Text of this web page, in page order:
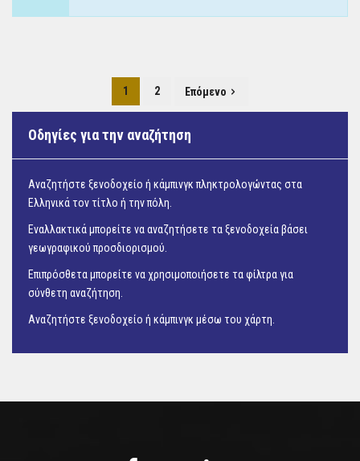
1 2 Επόμενο
Οδηγίες για την αναζήτηση
Αναζητήστε ξενοδοχείο ή κάμπινγκ πληκτρολογώντας στα
Ελληνικά τον τίτλο ή την πόλη.
Εναλλακτικά μπορείτε να αναζητήσετε τα ξενοδοχεία βάσει
γεωγραφικού προσδιορισμού.
Επιπρόσθετα μπορείτε να χρησιμοποιήσετε τα φίλτρα για
σύνθετη αναζήτηση.
Αναζητήστε ξενοδοχείο ή κάμπινγκ μέσω του χάρτη.